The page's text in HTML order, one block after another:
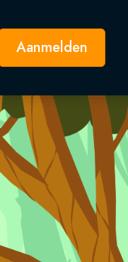
Aanmelden